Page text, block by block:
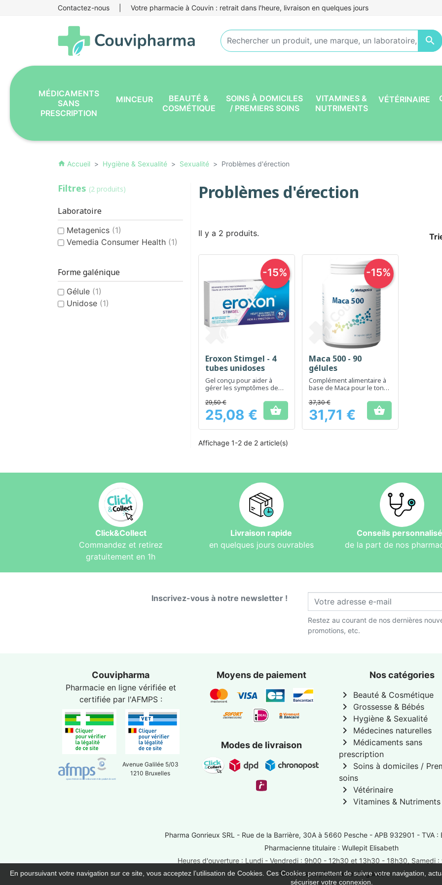
Contactez-nous Votre pharmacie à Couvin : retrait dans l'heure, livraison en quelques jours

MÉDICAMENTS
SANS
PRESCRIPTION
MINCEUR
BEAUTÉ &
COSMÉTIQUE
SOINS À DOMICILES
/ PREMIERS SOINS
VITAMINES &
NUTRIMENTS
VÉTÉRINAIRE
home Accueil Hygiène & Sexualité Sexualité Problèmes d'érection
Filtres (2 produits)
Laboratoire
Metagenics (1)
Vemedia Consumer Health (1)
Forme galénique
Gélule (1)
Unidose (1)
Problèmes d'érection
Il y a 2 produits.
Aperçu rapide
Eroxon Stimgel - 4
tubes unidoses
Gel conçu pour aider à
gérer les symptômes de
Prix
29,50 €
25,08 € 
-15%
Aperçu rapide
Maca 500 - 90
gélules
Complément alimentaire à
base de Maca pour le tonus
Prix
37,30 €
31,71 € 
-15%
Affichage 1-2 de 2 article(s)
Click&Collect
Commandez et retirez
gratuitement en 1h
Livraison rapide
en quelques jours ouvrables
Conseils
de la part de nos
Inscrivez-vous à notre newsletter !
Restez au courant de nos dernières
promotions, etc.
Couvipharma
Pharmacie en ligne vérifiée et
certifiée par l'AFMPS:
Avenue Galilée 5/03
1210 Bruxelles
Moyens de paiement
Modes de livraison
Nos catégories
chevron_right Beauté & Cosmétique
chevron_right Grossesse & Bébés
chevron_right Hygiène & Sexualité
chevron_right Médecines naturelles
chevron_right
Médicaments sans
prescription
chevron_right
Soins à domiciles /
soins
chevron_right Vétérinaire
chevron_right Vitamines & Nutriments
En poursuivant votre navigation sur ce site, vous acceptez l’utilisation de Cookies. Ces Cookies permettent de suivre votre navigation,
sécuriser votre connexion.
Pharma Gonrieux SRL - Rue de la Barrière, 30A à 5660 Pesche- APB 932901 - TVA :
Pharmacienne titulaire : Wullepit Elisabeth
Heures d'ouverture : Lundi - Vendredi : 9h00 - 12h30 et 13h30 - 18h30, Samedi
Trouver une pharmacie de garde